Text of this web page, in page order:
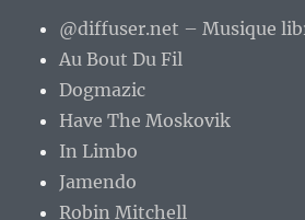
@diffuser.net – Musique
Au Bout Du Fil
Dogmazic
Have The Moskovik
In Limbo
Jamendo
Robin Mitchell